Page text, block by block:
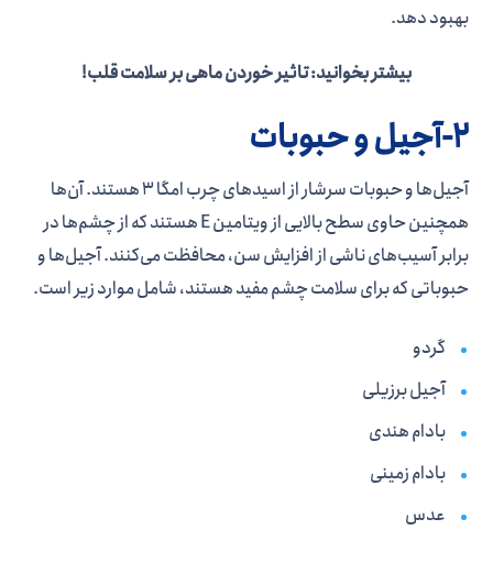
بهبود دهد.
بیشتر بخوانید: تاثیر خوردن ماهی بر سلامت قلب!
2-آجیل و حبوبات
آجیل‌ها و حبوبات سرشار از اسیدهای چرب امگا 3 هستند. آن‌ها
همچنین حاوی سطح بالایی از ویتامین E هستند که از چشم‌ها در
برابر آسیب‌های ناشی از افزایش سن، محافظت می‌کنند. آجیل‌ها و
حبوباتی که برای سلامت چشم مفید هستند، شامل موارد زیر است.
گردو
آجیل برزیلی
بادام هندی
بادام زمینی
عدس